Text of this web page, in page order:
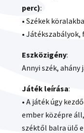
perc):
• Székek
•
Eszközigény:
Annyi szék, ahány
Játék leírása:
• A játék úgy
ember középre
széktől balra ülő